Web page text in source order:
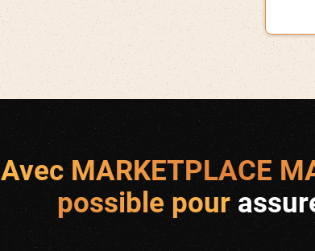
Avec MARKETPLACE
possible pour